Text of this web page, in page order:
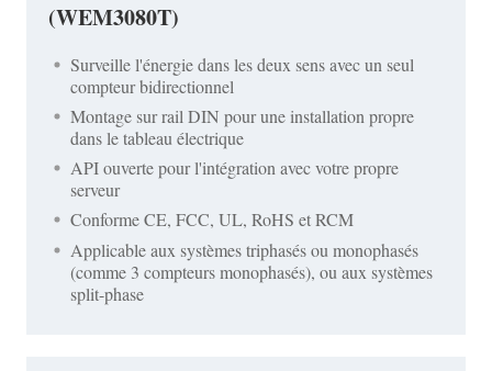
(WEM3080T)
Surveille l'énergie dans les deux sens avec un seul
compteur bidirectionnel
Montage sur rail DIN pour une installation propre
dans le tableau électrique
API ouverte pour l'intégration avec votre propre
serveur
Conforme CE, FCC, UL, RoHS et RCM
Applicable aux systèmes triphasés ou monophasés
(comme 3 compteurs monophasés), ou aux systèmes
split-phase